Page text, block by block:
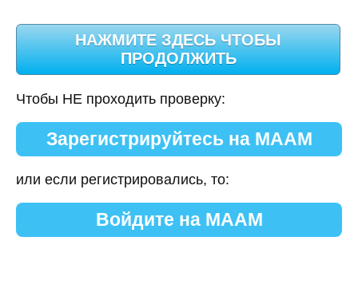
Чтобы НЕ проходить проверку:
Зарегистрируйтесь на МААМ
или если регистрировались, то:
Войдите на МААМ